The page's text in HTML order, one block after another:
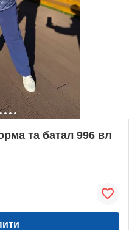
та батал 996 вл